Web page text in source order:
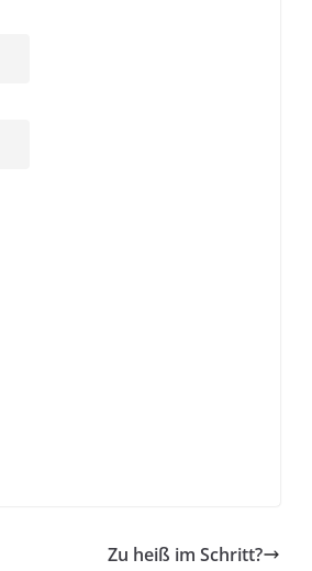
Zu heiß im Schritt?